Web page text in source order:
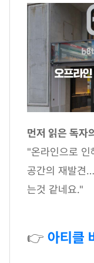
먼저 읽은 독자
"온라인으로 인
공간의 재발견
는것 같네요."
👉 아티클